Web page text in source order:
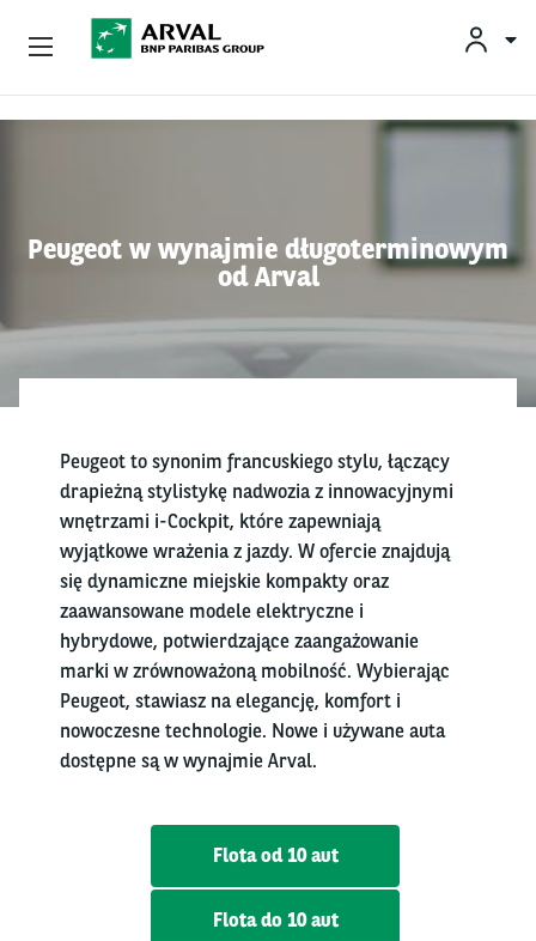
Peugeot w wynajmie długoterminowym
od Arval
Peugeot to synonim francuskiego stylu, łączący
drapieżną stylistykę nadwozia z innowacyjnymi
wnętrzami i-Cockpit, które zapewniają
wyjątkowe wrażenia z jazdy. W ofercie znajdują
się dynamiczne miejskie kompakty oraz
zaawansowane modele elektryczne i
hybrydowe, potwierdzające zaangażowanie
marki w zrównoważoną mobilność. Wybierając
Peugeot, stawiasz na elegancję, komfort i
nowoczesne technologie. Nowe i używane auta
dostępne są w wynajmie Arval.
Flota od 10 aut
Flota do 10 aut
Oferta
Zrównoważona Mobilność
Kierowcy